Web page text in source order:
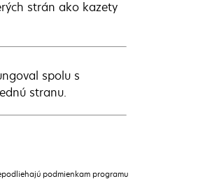
strán ako kazety
spolu s
stranu.
podmienkam programu